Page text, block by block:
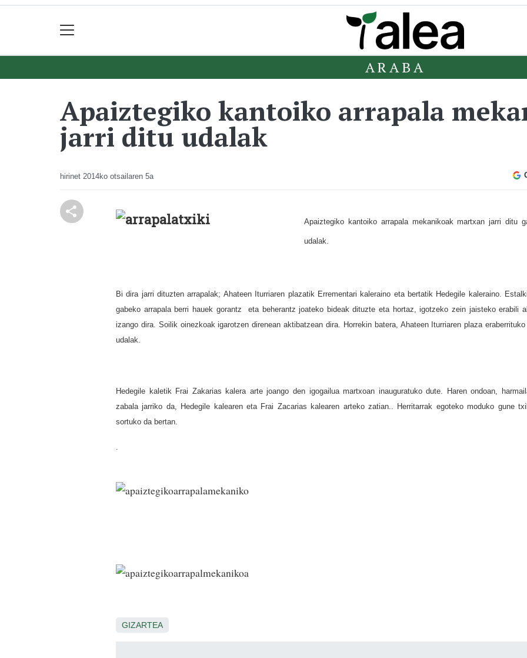
ARABA
Apaiztegiko kantoiko arrapala
jarri ditu udalak
hirinet 2014ko otsailaren 5a
Apaiztegiko kantoiko arrapala mekanikoak martxan jarri ditu
udalak.
Bi dira jarri dituzten arrapalak; Ahateen Iturriaren plazatik Errementari kaleraino eta bertatik Hedegile kaleraino.
gabeko arrapala berri hauek gorantz eta beherantz joateko bideak dituzte eta hortaz, igotzeko zein jaisteko erabili
izango dira. Soilik oinezkoak igarotzen direnean aktibatzean dira. Horrekin batera, Ahateen Iturriaren plaza
udalak.
Hedegile kaletik Frai Zakarias kalera arte joango den igogailua martxoan inauguratuko dute.
Haren ondoan,
zabala jarriko da, Hedegile kalearen eta Frai Zacarias kalearen arteko zatian.. Herritarrak egoteko moduko gune
sortuko da bertan.
.
GIZARTEA